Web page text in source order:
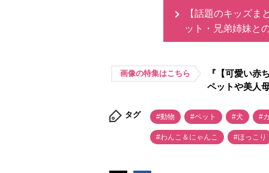
【話題のキッズま
ット・兄弟姉妹と
画像の特集はこちら
『【可愛い赤
ペットや美人
タグ #動物 #ペット #犬 #
#わんこ＆にゃんこ #ほっこり